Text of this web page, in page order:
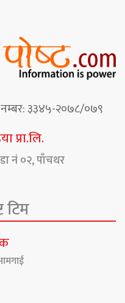
नम्बर: ३३४५-२०७८/०७९
प्रा.लि.
नं ०२, पाँचथर
टिम